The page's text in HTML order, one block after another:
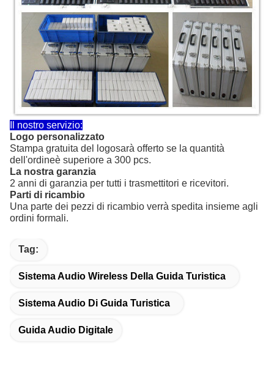
Il nostro servizio:
Logo personalizzato
Stampa gratuita del logosarà offerto se la quantità
dell'ordineè superiore a 300 pcs.
La nostra garanzia
2 anni di garanzia per tutti i trasmettitori e ricevitori.
Parti di ricambio
Una parte dei pezzi di ricambio verrà spedita insieme agli
ordini formali.
Tag:
Sistema Audio Wireless Della Guida Turistica
Sistema Audio Di Guida Turistica
Guida Audio Digitale